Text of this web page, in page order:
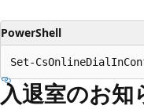
PowerShell
入退室のお